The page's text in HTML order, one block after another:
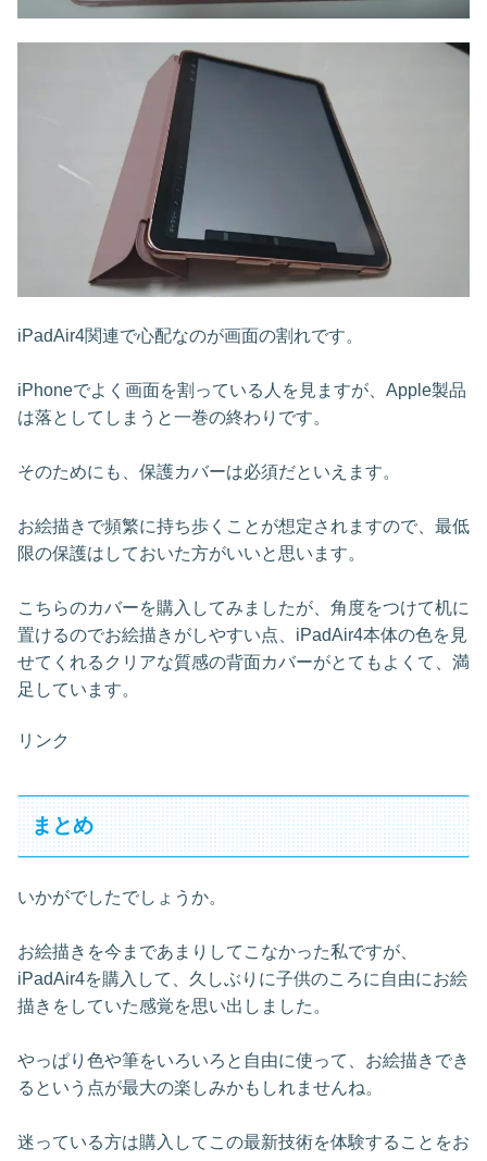
iPadAir4関連で心配なのが画面の割れです。
iPhoneでよく画面を割っている人を見ますが、Apple製品
は落としてしまうと一巻の終わりです。
そのためにも、保護カバーは必須だといえます。
お絵描きで頻繁に持ち歩くことが想定されますので、最低
限の保護はしておいた方がいいと思います。
こちらのカバーを購入してみましたが、角度をつけて机に
置けるのでお絵描きがしやすい点、iPadAir4本体の色を見
せてくれるクリアな質感の背面カバーがとてもよくて、満
足しています。
リンク
まとめ
いかがでしたでしょうか。
お絵描きを今まであまりしてこなかった私ですが、
iPadAir4を購入して、久しぶりに子供のころに自由にお絵
描きをしていた感覚を思い出しました。
やっぱり色や筆をいろいろと自由に使って、お絵描きでき
るという点が最大の楽しみかもしれませんね。
迷っている方は購入してこの最新技術を体験することをお